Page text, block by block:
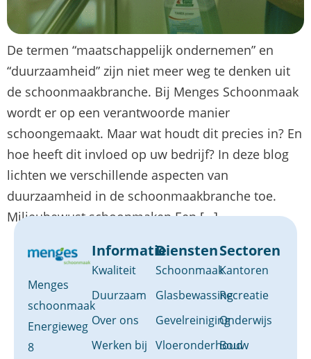
De termen “maatschappelijk ondernemen” en
“duurzaamheid” zijn niet meer weg te denken uit
de schoonmaakbranche. Bij Menges Schoonmaak
wordt er op een verantwoorde manier
schoongemaakt. Maar wat houdt dit precies in? En
hoe heeft dit invloed op uw bedrijf? In deze blog
lichten we verschillende aspecten van
duurzaamheid in de schoonmaakbranche toe.
Milieubewust schoonmaken Een […]
Menges
schoonmaak
Energieweg
8
Informatie
Kwaliteit
Duurzaam
Over ons
Werken bij
Diensten
Schoonmaak
Glasbewassing
Gevelreiniging
Vloeronderhoud
Sectoren
Kantoren
Recreatie
Onderwijs
Bouw